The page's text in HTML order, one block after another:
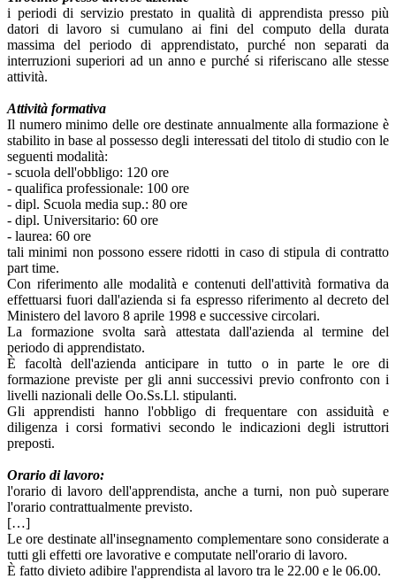
i periodi di servizio prestato in qualità di apprendista presso più
datori di lavoro si cumulano ai fini del computo della durata
massima del periodo di apprendistato, purché non separati da
interruzioni superiori ad un anno e purché si riferiscano alle stesse
attività.
Attività formativa
Il numero minimo delle ore destinate annualmente alla formazione è
stabilito in base al possesso degli interessati del titolo di studio con le
seguenti modalità:
- scuola dell'obbligo: 120 ore
- qualifica professionale: 100 ore
- dipl. Scuola media sup.: 80 ore
- dipl. Universitario: 60 ore
- laurea: 60 ore
tali minimi non possono essere ridotti in caso di stipula di contratto
part time.
Con riferimento alle modalità e contenuti dell'attività formativa da
effettuarsi fuori dall'azienda si fa espresso riferimento al decreto del
Ministero del lavoro 8 aprile 1998 e successive circolari.
La formazione svolta sarà attestata dall'azienda al termine del
periodo di apprendistato.
È facoltà dell'azienda anticipare in tutto o in parte le ore di
formazione previste per gli anni successivi previo confronto con i
livelli nazionali delle Oo.Ss.Ll. stipulanti.
Gli apprendisti hanno l'obbligo di frequentare con assiduità e
diligenza i corsi formativi secondo le indicazioni degli istruttori
preposti.
Orario di lavoro:
l'orario di lavoro dell'apprendista, anche a turni, non può superare
l'orario contrattualmente previsto.
[…]
Le ore destinate all'insegnamento complementare sono considerate a
tutti gli effetti ore lavorative e computate nell'orario di lavoro.
È fatto divieto adibire l'apprendista al lavoro tra le 22.00 e le 06.00.